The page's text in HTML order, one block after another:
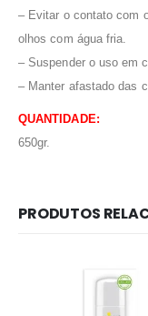
– Evitar o contato com
olhos com água fria.
– Suspender o uso em
– Manter afastado das
QUANTIDADE:
650gr.
PRODUTOS